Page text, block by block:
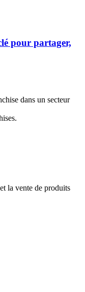
pour partager,
dans un secteur
la vente de produits